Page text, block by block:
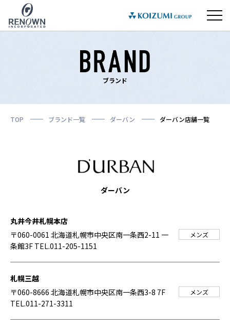
ブランド
TOP ブランド一覧 ダーバン ダーバン店舗一覧
ダーバン
丸井今井札幌本店
〒060-0061 北海道札幌市中央区南一条西2-11 一
条館3F TEL.011-205-1151
メンズ
札幌三越
〒060-8666 北海道札幌市中央区南一条西3-8 7F
TEL.011-271-3311
メンズ